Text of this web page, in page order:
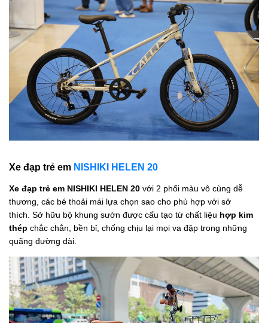
Xe đạp trẻ em NISHIKI HELEN 20
Xe đạp trẻ em NISHIKI HELEN 20 với 2 phối màu vô cùng dễ
thương, các bé thoải mái lựa chọn sao cho phù hợp với sở
thích. Sở hữu bộ khung sườn được cấu tạo từ chất liệu hợp kim
thép chắc chắn, bền bỉ, chống chịu lại mọi va đập trong những
quãng đường dài.